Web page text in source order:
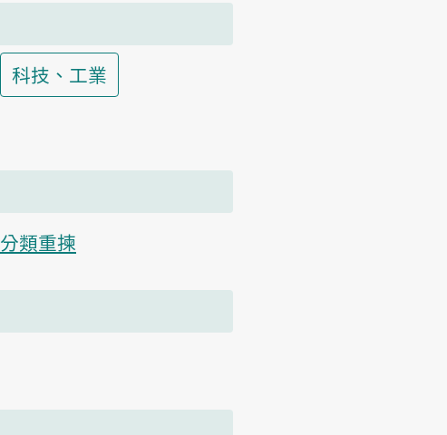
科技、工業
分類重揀